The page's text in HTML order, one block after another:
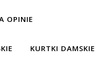
OPINIE
KURTKI DAMSKIE